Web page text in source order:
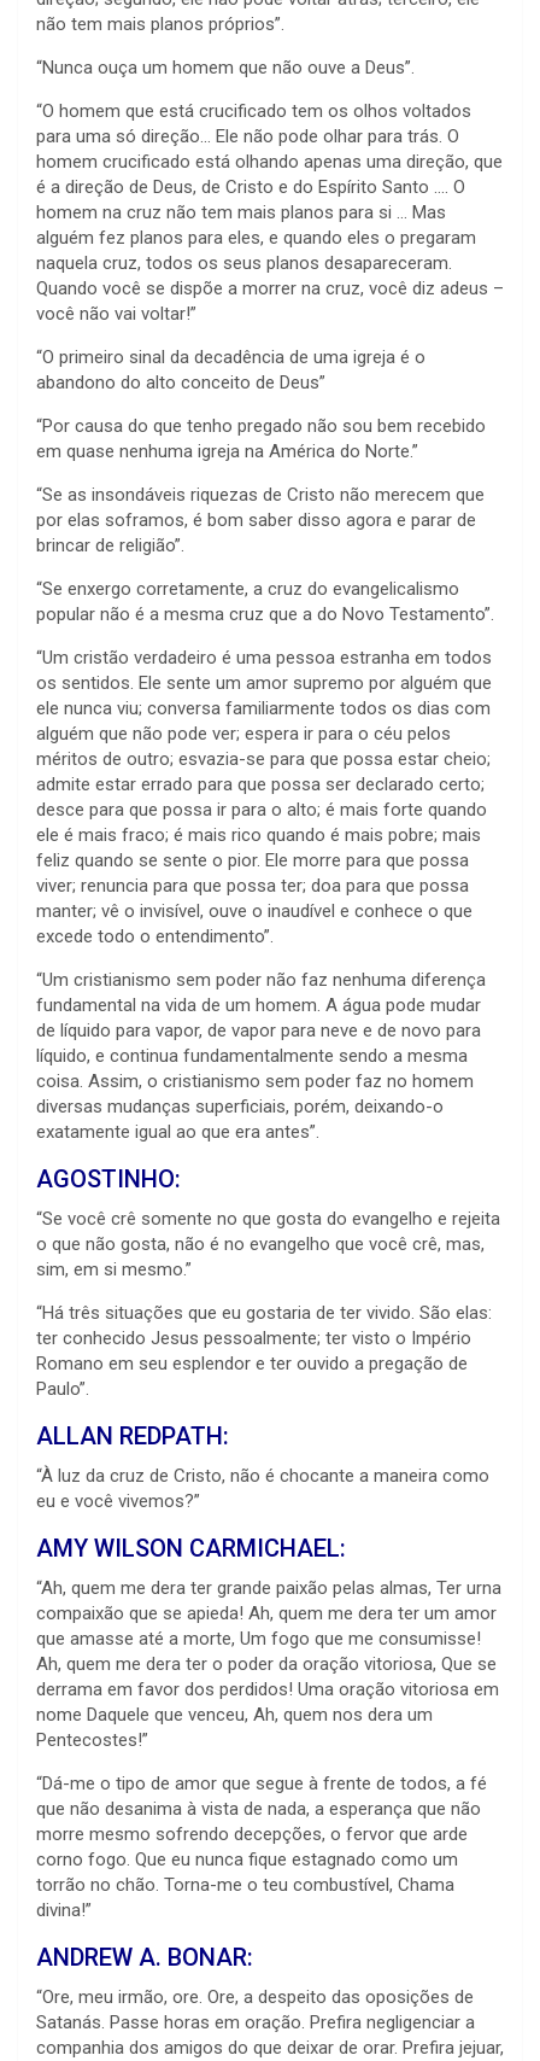
não tem mais planos próprios”.
“Nunca ouça um homem que não ouve a Deus”.
“O homem que está crucificado tem os olhos voltados
para uma só direção… Ele não pode olhar para trás. O
homem crucificado está olhando apenas uma direção, que
é a direção de Deus, de Cristo e do Espírito Santo …. O
homem na cruz não tem mais planos para si … Mas
alguém fez planos para eles, e quando eles o pregaram
naquela cruz, todos os seus planos desapareceram.
Quando você se dispõe a morrer na cruz, você diz adeus –
você não vai voltar!”
“O primeiro sinal da decadência de uma igreja é o
abandono do alto conceito de Deus”
“Por causa do que tenho pregado não sou bem recebido
em quase nenhuma igreja na América do Norte.”
“Se as insondáveis riquezas de Cristo não merecem que
por elas soframos, é bom saber disso agora e parar de
brincar de religião”.
“Se enxergo corretamente, a cruz do evangelicalismo
popular não é a mesma cruz que a do Novo Testamento”.
“Um cristão verdadeiro é uma pessoa estranha em todos
os sentidos. Ele sente um amor supremo por alguém que
ele nunca viu; conversa familiarmente todos os dias com
alguém que não pode ver; espera ir para o céu pelos
méritos de outro; esvazia-se para que possa estar cheio;
admite estar errado para que possa ser declarado certo;
desce para que possa ir para o alto; é mais forte quando
ele é mais fraco; é mais rico quando é mais pobre; mais
feliz quando se sente o pior. Ele morre para que possa
viver; renuncia para que possa ter; doa para que possa
manter; vê o invisível, ouve o inaudível e conhece o que
excede todo o entendimento”.
“Um cristianismo sem poder não faz nenhuma diferença
fundamental na vida de um homem. A água pode mudar
de líquido para vapor, de vapor para neve e de novo para
líquido, e continua fundamentalmente sendo a mesma
coisa. Assim, o cristianismo sem poder faz no homem
diversas mudanças superficiais, porém, deixando-o
exatamente igual ao que era antes”.
AGOSTINHO:
“Se você crê somente no que gosta do evangelho e rejeita
o que não gosta, não é no evangelho que você crê, mas,
sim, em si mesmo.”
“Há três situações que eu gostaria de ter vivido. São elas:
ter conhecido Jesus pessoalmente; ter visto o Império
Romano em seu esplendor e ter ouvido a pregação de
Paulo”.
ALLAN REDPATH:
“À luz da cruz de Cristo, não é chocante a maneira como
eu e você vivemos?”
AMY WILSON CARMICHAEL:
“Ah, quem me dera ter grande paixão pelas almas, Ter urna
compaixão que se apieda! Ah, quem me dera ter um amor
que amasse até a morte, Um fogo que me consumisse!
Ah, quem me dera ter o poder da oração vitoriosa, Que se
derrama em favor dos perdidos! Uma oração vitoriosa em
nome Daquele que venceu, Ah, quem nos dera um
Pentecostes!”
“Dá-me o tipo de amor que segue à frente de todos, a fé
que não desanima à vista de nada, a esperança que não
morre mesmo sofrendo decepções, o fervor que arde
corno fogo. Que eu nunca fique estagnado como um
torrão no chão. Torna-me o teu combustível, Chama
divina!”
ANDREW A. BONAR:
“Ore, meu irmão, ore. Ore, a despeito das oposições de
Satanás. Passe horas em oração. Prefira negligenciar a
companhia dos amigos do que deixar de orar. Prefira jejuar,